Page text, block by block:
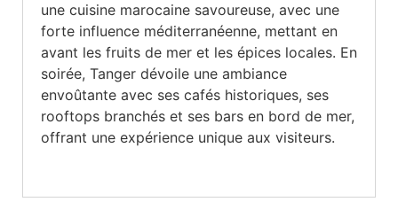
une cuisine marocaine savoureuse, avec une
forte influence méditerranéenne, mettant en
avant les fruits de mer et les épices locales. En
soirée, Tanger dévoile une ambiance
envoûtante avec ses cafés historiques, ses
rooftops branchés et ses bars en bord de mer,
offrant une expérience unique aux visiteurs.